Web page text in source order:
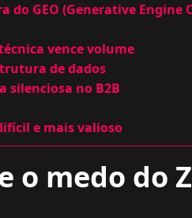
do GEO (Generative
vence volume
de dados
silenciosa no B2B
e mais valioso
o medo do